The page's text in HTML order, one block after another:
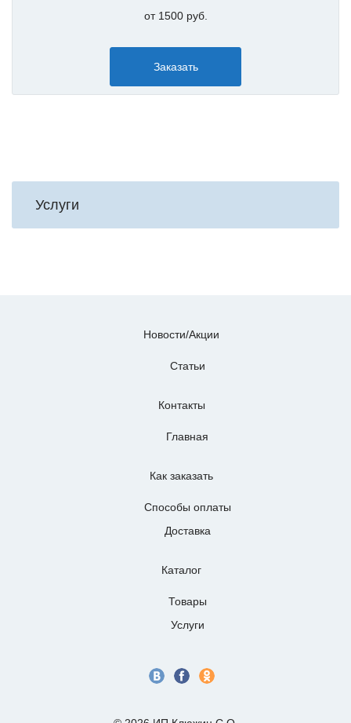
от 1500 руб.
Заказать
Услуги
Новости/Акции
Статьи
Контакты
Главная
Как заказать
Способы оплаты
Доставка
Каталог
Товары
Услуги